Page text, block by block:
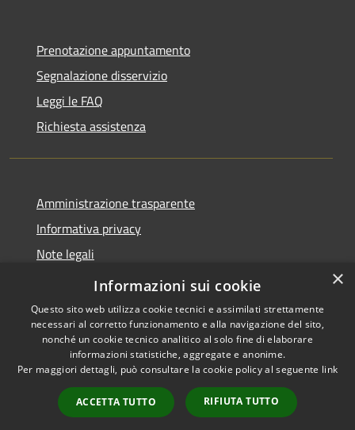
Prenotazione appuntamento
Segnalazione disservizio
Leggi le FAQ
Richiesta assistenza
Amministrazione trasparente
Informativa privacy
Note legali
Dichiarazione di accessibilità
Accessibilità
Copyright © 2026 • Comune di
Santo Stefano del Sole •
Powered byMunicipium
Accesso redazione
×
Informazioni sui cookie
Questo sito web utilizza cookie tecnici e assimilati strettamente
necessari al corretto funzionamento e alla navigazione del sito,
nonché un cookie tecnico analitico al solo fine di elaborare
informazioni statistiche, aggregate e anonime.
Per maggiori dettagli, può consultare la cookie policy al seguente link
ACCETTA TUTTO RIFIUTA TUTTO